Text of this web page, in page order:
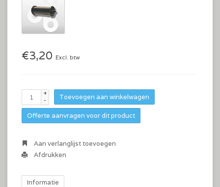
€3,20 Excl. btw
+
-
Toevoegen aan winkelwagen
Offerte aanvragen voor dit product
Aan verlanglijst toevoegen
Afdrukken
Informatie